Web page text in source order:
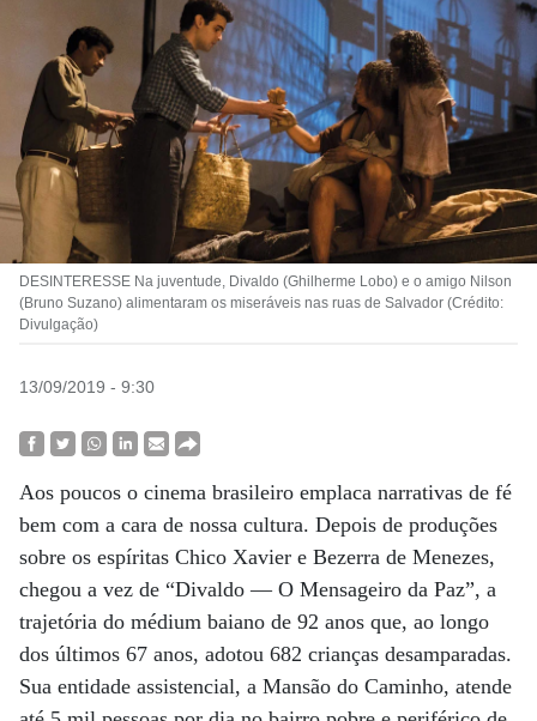
DESINTERESSE Na juventude, Divaldo (Ghilherme Lobo) e o amigo Nilson
(Bruno Suzano) alimentaram os miseráveis nas ruas de Salvador (Crédito:
Divulgação)
13/09/2019 - 9:30
Aos poucos o cinema brasileiro emplaca narrativas de fé
bem com a cara de nossa cultura. Depois de produções
sobre os espíritas Chico Xavier e Bezerra de Menezes,
chegou a vez de “Divaldo — O Mensageiro da Paz”, a
trajetória do médium baiano de 92 anos que, ao longo
dos últimos 67 anos, adotou 682 crianças desamparadas.
Sua entidade assistencial, a Mansão do Caminho, atende